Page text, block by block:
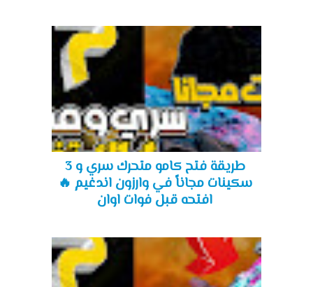
طريقة فتح كامو متحرك سري و 3
سكينات مجاناً في وارزون اندغيم 🔥
افتحه قبل فوات اوان